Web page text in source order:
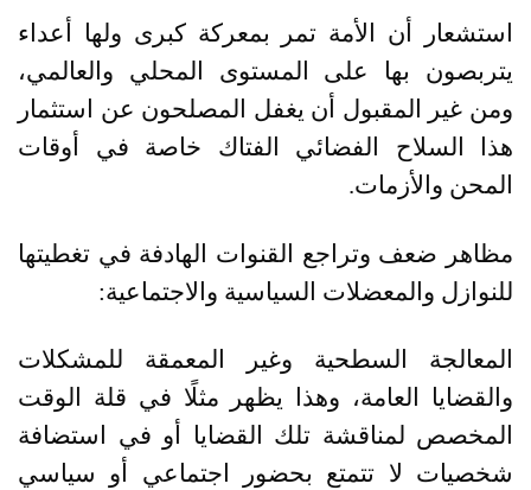
استشعار أن الأمة تمر بمعركة كبرى ولها أعداء
يتربصون بها على المستوى المحلي والعالمي،
ومن غير المقبول أن يغفل المصلحون عن استثمار
هذا السلاح الفضائي الفتاك خاصة في أوقات
المحن والأزمات.
مظاهر ضعف وتراجع القنوات الهادفة في تغطيتها
للنوازل والمعضلات السياسية والاجتماعية:
المعالجة السطحية وغير المعمقة للمشكلات
والقضايا العامة، وهذا يظهر مثلًا في قلة الوقت
المخصص لمناقشة تلك القضايا أو في استضافة
شخصيات لا تتمتع بحضور اجتماعي أو سياسي